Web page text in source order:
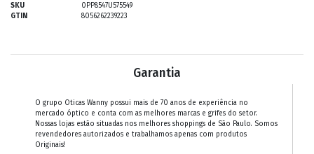
SKU
0PP8547U575549
GTIN
8056262239223
Garantia
O grupo Oticas Wanny possui mais de 70 anos de experiência no
mercado óptico e conta com as melhores marcas e grifes do setor.
Nossas lojas estão situadas nos melhores shoppings de São Paulo. Somos
revendedores autorizados e trabalhamos apenas com produtos
Originais!